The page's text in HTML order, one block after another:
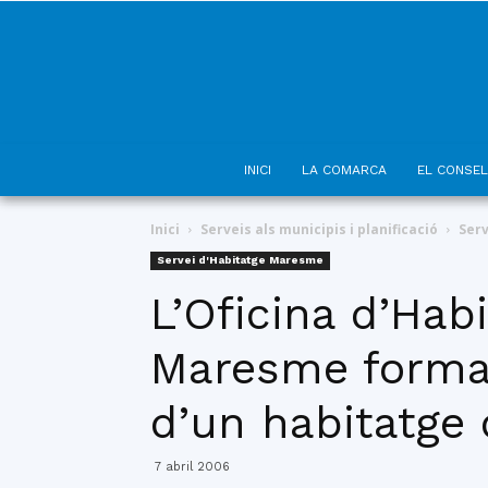
INICI LA COMARCA EL
Inici Serveis als municipis i planificació
Servei d'Habitatge Maresme
L’Oficina
Maresme
d’un habitatge
7 abril 2006